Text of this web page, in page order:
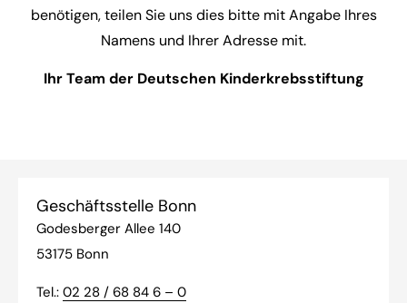
benötigen, teilen Sie uns dies bitte mit Angabe Ihres
Namens und Ihrer Adresse mit.
Ihr Team der Deutschen Kinderkrebsstiftung
Geschäftsstelle Bonn
Godesberger Allee 140
53175 Bonn
Tel.: 02 28 / 68 84 6 – 0